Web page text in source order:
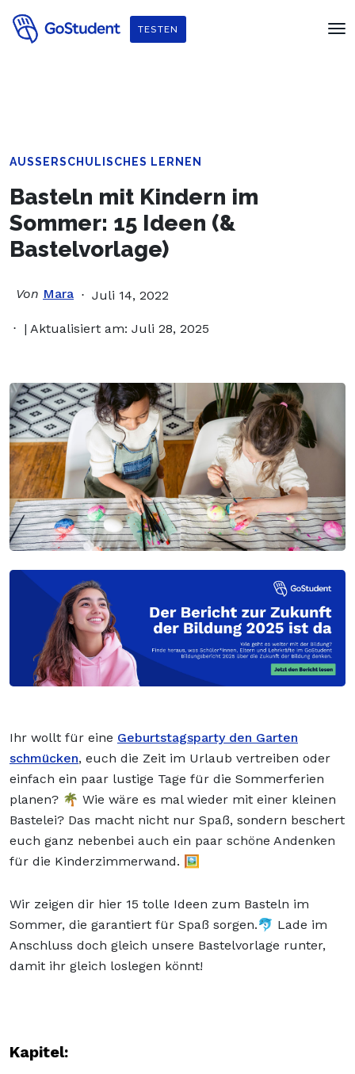
Verbessere dein Englisch und hol dir
Penguin Readers
TESTEN
AUSSERSCHULISCHES LERNEN
Basteln mit Kindern im
Sommer: 15 Ideen (&
Bastelvorlage)
Von Mara Juli 14, 2022
| Aktualisiert am: Juli 28, 2025
Ihr wollt für eine Geburtstagsparty den Garten
schmücken, euch die Zeit im Urlaub vertreiben oder
einfach ein paar lustige Tage für die Sommerferien
planen? 🌴 Wie wäre es mal wieder mit einer kleinen
Bastelei? Das macht nicht nur Spaß, sondern beschert
euch ganz nebenbei auch ein paar schöne Andenken
für die Kinderzimmerwand. 🖼️
Wir zeigen dir hier 15 tolle Ideen zum Basteln im
Sommer, die garantiert für Spaß sorgen.🐬 Lade im
Anschluss doch gleich unsere Bastelvorlage runter,
damit ihr gleich loslegen könnt!
Kapitel: